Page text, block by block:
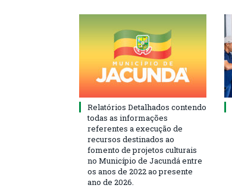
Relatórios Detalhados contendo
todas as informações
referentes a execução de
recursos destinados ao
fomento de projetos culturais
no Município de Jacundá entre
os anos de 2022 ao presente
ano de 2026.